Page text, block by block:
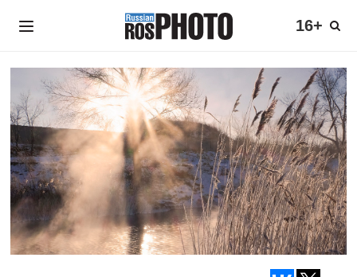
16+